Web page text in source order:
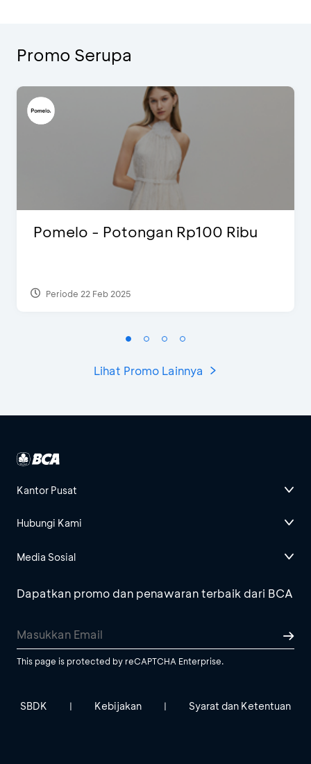
Promo Serupa
Pomelo - Potongan Rp100 Ribu
Periode 22 Feb 2025
Lihat Promo Lainnya
Kantor Pusat
Hubungi Kami
Media Sosial
Dapatkan promo dan penawaran terbaik dari BCA
This page is protected by reCAPTCHA Enterprise.
SBDK | Kebijakan | Syarat dan Ketentuan